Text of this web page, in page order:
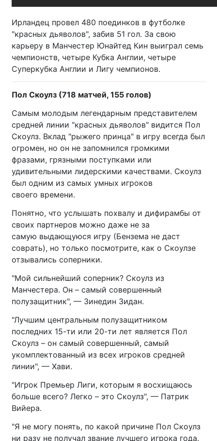
Ирландец провел 480 поединков в футболке
"красных дьяволов", забив 51 гол. За свою
карьеру в Манчестер Юнайтед Кин выиграл семь
чемпионств, четыре Кубка Англии, четыре
Суперкубка Англии и Лигу чемпионов.
Пол Скоулз (718 матчей, 155 голов)
Самым молодым легендарным представителем
средней линии "красных дьяволов" видится Пол
Скоулз. Вклад "рыжего принца" в игру всегда был
огромен, но он не запомнился громкими
фразами, грязными поступками или
удивительными лидерскими качествами. Скоулз
был одним из самых умных игроков
своего времени.
Понятно, что услышать похвалу и дифирамбы от
своих партнеров можно даже не за
самую выдающуюся игру (Бензема не даст
соврать), но только посмотрите, как о Скоулзе
отзывались соперники.
"Мой сильнейший соперник? Скоулз из
Манчестера. Он – самый совершенный
полузащитник", — Зинедин Зидан.
"Лучшим центральным полузащитником
последних 15-ти или 20-ти лет является Пол
Скоулз – он самый совершенный, самый
укомплектованный из всех игроков средней
линии", — Хави.
"Игрок Премьер Лиги, которым я восхищаюсь
больше всего? Легко – это Скоулз", — Патрик
Вийера.
"Я не могу понять, по какой причине Пол Скоулз
ни разу не получал звание лучшего игрока года.